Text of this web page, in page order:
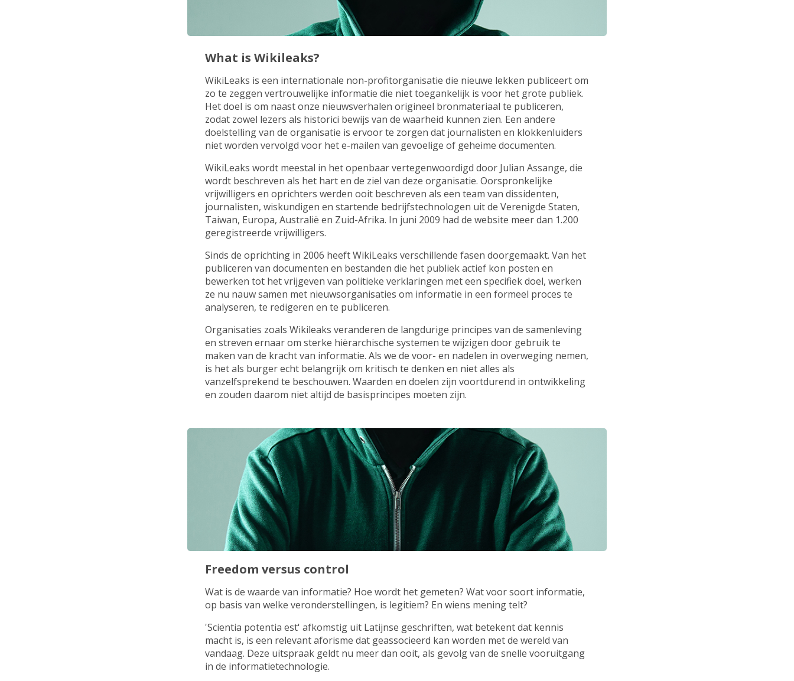
What is Wikileaks?
WikiLeaks is een internationale non-profitorganisatie die nieuwe lekken publiceert om
zo te zeggen vertrouwelijke informatie die niet toegankelijk is voor het grote publiek.
Het doel is om naast onze nieuwsverhalen origineel bronmateriaal te publiceren,
zodat zowel lezers als historici bewijs van de waarheid kunnen zien. Een andere
doelstelling van de organisatie is ervoor te zorgen dat journalisten en klokkenluiders
niet worden vervolgd voor het e-mailen van gevoelige of geheime documenten.
WikiLeaks wordt meestal in het openbaar vertegenwoordigd door Julian Assange, die
wordt beschreven als het hart en de ziel van deze organisatie. Oorspronkelijke
vrijwilligers en oprichters werden ooit beschreven als een team van dissidenten,
journalisten, wiskundigen en startende bedrijfstechnologen uit de Verenigde Staten,
Taiwan, Europa, Australië en Zuid-Afrika. In juni 2009 had de website meer dan 1.200
geregistreerde vrijwilligers.
Sinds de oprichting in 2006 heeft WikiLeaks verschillende fasen doorgemaakt. Van het
publiceren van documenten en bestanden die het publiek actief kon posten en
bewerken tot het vrijgeven van politieke verklaringen met een specifiek doel, werken
ze nu nauw samen met nieuwsorganisaties om informatie in een formeel proces te
analyseren, te redigeren en te publiceren.
Organisaties zoals Wikileaks veranderen de langdurige principes van de samenleving
en streven ernaar om sterke hiërarchische systemen te wijzigen door gebruik te
maken van de kracht van informatie. Als we de voor- en nadelen in overweging nemen,
is het als burger echt belangrijk om kritisch te denken en niet alles als
vanzelfsprekend te beschouwen. Waarden en doelen zijn voortdurend in ontwikkeling
en zouden daarom niet altijd de basisprincipes moeten zijn.
Freedom versus control
Wat is de waarde van informatie? Hoe wordt het gemeten? Wat voor soort informatie,
op basis van welke veronderstellingen, is legitiem? En wiens mening telt?
'Scientia potentia est' afkomstig uit Latijnse geschriften, wat betekent dat kennis
macht is, is een relevant aforisme dat geassocieerd kan worden met de wereld van
vandaag. Deze uitspraak geldt nu meer dan ooit, als gevolg van de snelle vooruitgang
in de informatietechnologie.